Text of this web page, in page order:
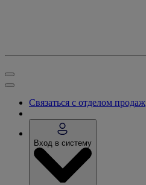
Связаться с отделом продаж
Вход в систему